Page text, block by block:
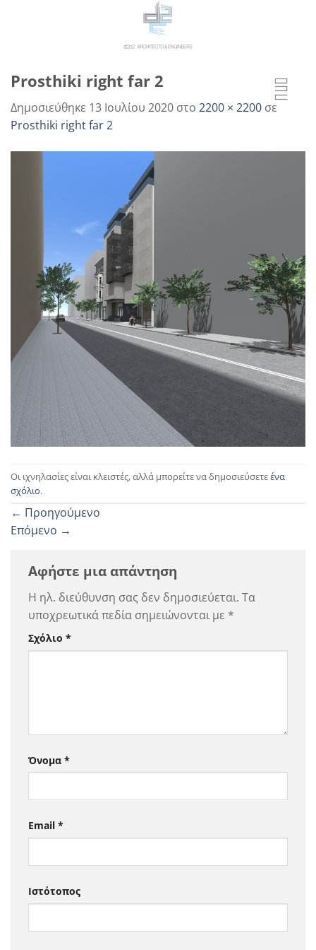
Prosthiki right far 2
Δημοσιεύθηκε 13 Ιουλίου 2020 στο 2200 × 2200 σε
Prosthiki right far 2
Οι ιχνηλασίες είναι κλειστές, αλλά μπορείτε να δημοσιεύσετεένα
σχόλιο.
← Προηγούμενο
Επόμενο →
Αφήστε μια απάντηση
Η ηλ. διεύθυνση σας δεν δημοσιεύεται. Τα
υποχρεωτικά πεδία σημειώνονται με *
Σχόλιο *
Όνομα *
Email *
Ιστότοπος